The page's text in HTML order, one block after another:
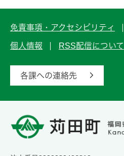
免責事項・アクセシビリティ
個人情報 RSS配信について
各課への連絡先